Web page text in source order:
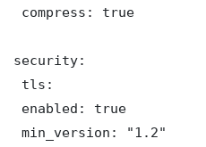
compress: true
security:
tls:
enabled: true
min_version: "1.2"